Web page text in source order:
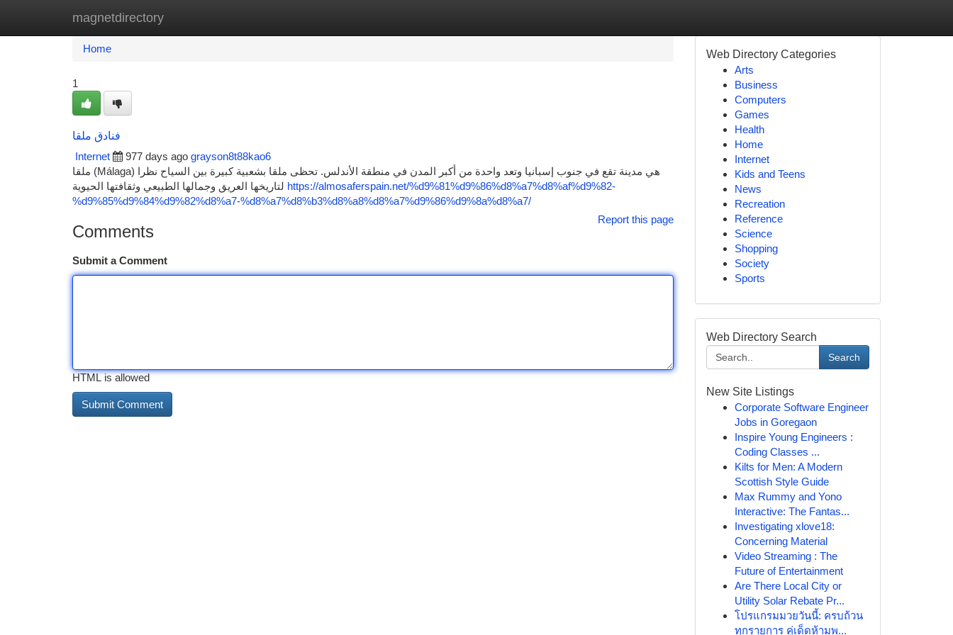
magnetdirectory
Home New Site Listings
Home
1
فنادق ملقا
Internet
977 days ago grayson8t88kao6
ملقا (Málaga) هي مدينة تقع في جنوب إسبانيا وتعد واحدة من أكبر المدن في منطقة الأندلس. تحظى ملقا بشعبية كبيرة بين السياح نظرا
https://almosaferspain.net/%d9%81%d9%86%d8%a7%d8%af%d9%82-
%d9%85%d9%84%d9%82%d8%a7-%d8%a7%d8%b3%d8%a8%d8%a7%d9%86%d9%8a%d8%a7/
Report this page
Comments
Submit a Comment
HTML is allowed
Web Directory Categories
Arts
Business
Computers
Games
Health
Home
Internet
Kids and Teens
News
Recreation
Reference
Science
Shopping
Society
Sports
Web Directory Search
Search
New Site Listings
Corporate Software Engineer
Jobs in Goregaon
Inspire Young Engineers :
Coding Classes ...
Kilts for Men: A Modern
Scottish Style Guide
Max Rummy and Yono
Interactive: The Fantas...
Investigating xlove18:
Concerning Material
Video Streaming : The
Future of Entertainment
Are There Local City or
Utility Solar Rebate Pr...
โปรแกรมมวยวันนี้: ครบถ้วน
ทุกรายการ คู่เด็ดห้ามพ...